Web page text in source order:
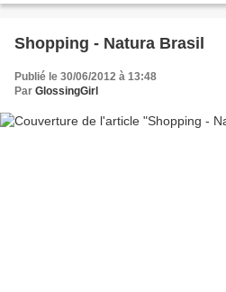
Shopping - Natura Brasil
Publié le 30/06/2012 à 13:48
Par GlossingGirl